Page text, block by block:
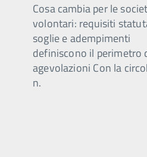
Cosa cambia per le
volontari: requisiti
soglie e adempimenti
definiscono il perimetro
agevolazioni Con la
n.